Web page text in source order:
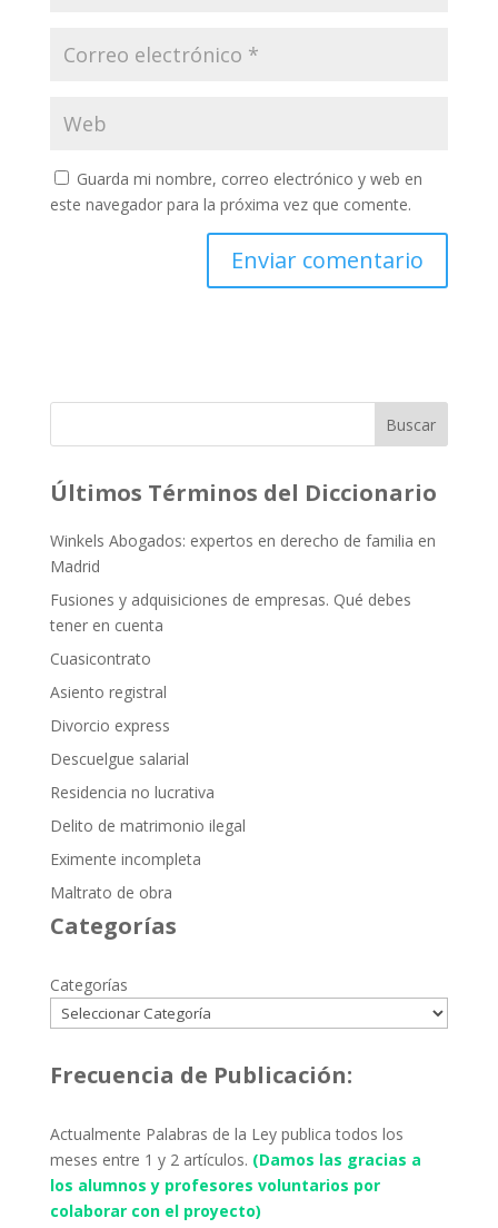
Guarda mi nombre, correo electrónico y web en
este navegador para la próxima vez que comente.
Buscar
Últimos Términos del Diccionario
Winkels Abogados: expertos en derecho de familia en
Madrid
Fusiones y adquisiciones de empresas. Qué debes
tener en cuenta
Cuasicontrato
Asiento registral
Divorcio express
Descuelgue salarial
Residencia no lucrativa
Delito de matrimonio ilegal
Eximente incompleta
Maltrato de obra
Categorías
Categorías
Frecuencia de Publicación:
Actualmente Palabras de la Ley publica todos los
meses entre 1 y 2 artículos. (Damos las gracias a
los alumnos y profesores voluntarios por
colaborar con el proyecto)